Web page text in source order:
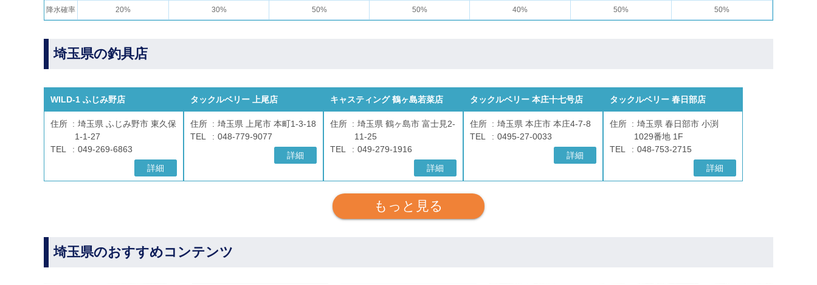
降水確率 20% 30% 50% 50% 40% 50% 50%
埼玉県の釣具店
WILD-1 ふじみ野店
住所
埼玉県 ふじみ野市 東久保
1-1-27
TEL
049-269-6863
詳細
タックルベリー 上尾店
住所
埼玉県 上尾市 本町1-3-18
TEL
048-779-9077
詳細
キャスティング 鶴ヶ島若菜店
住所
埼玉県 鶴ヶ島市 富士見2-
11-25
TEL
049-279-1916
詳細
タックルベリー 本庄十七号店
住所
埼玉県 本庄市 本庄4-7-8
TEL
0495-27-0033
詳細
タックルベリー 春日部店
住所
埼玉県 春日部市 小渕
1029番地 1F
TEL
048-753-2715
詳細
もっと見る
埼玉県のおすすめコンテンツ